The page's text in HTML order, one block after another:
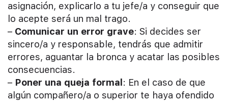
asignación, explicarlo a tu jefe/a y conseguir que
lo acepte será un mal trago.
– Comunicar un error grave: Si decides ser
sincero/a y responsable, tendrás que admitir
errores, aguantar la bronca y acatar las posibles
consecuencias.
– Poner una queja formal : En el caso de que
algún compañero/a o superior te haya ofendido